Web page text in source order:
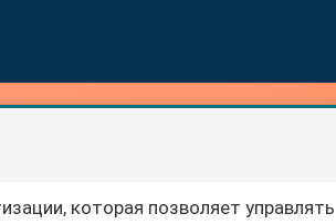
которая позволяет управлять